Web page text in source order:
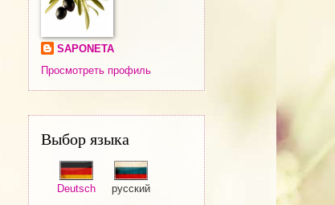
SAPONETA
Просмотреть профиль
Выбор языка
Deutsch русский